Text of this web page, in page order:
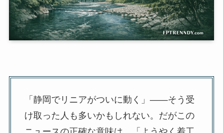
「静岡でリニアがついに動く」——そう受
け取った人も多いかもしれない。だがこの